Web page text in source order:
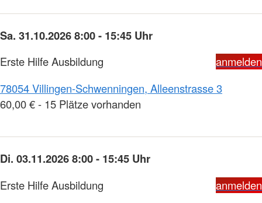
Sa. 31.10.2026 8:00 - 15:45 Uhr
Erste Hilfe Ausbildung
anmelden
78054 Villingen-Schwenningen, Alleenstrasse 3
60,00 € - 15 Plätze vorhanden
Di. 03.11.2026 8:00 - 15:45 Uhr
Erste Hilfe Ausbildung
anmelden